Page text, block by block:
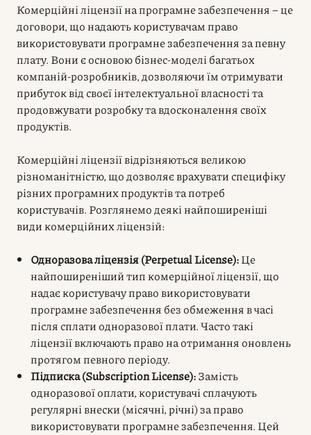
Комерційні ліцензії на програмне забезпечення – це
договори, що надають користувачам право
використовувати програмне забезпечення за певну
плату. Вони є основою бізнес-моделі багатьох
компаній-розробників, дозволяючи їм отримувати
прибуток від своєї інтелектуальної власності та
продовжувати розробку та вдосконалення своїх
продуктів.
Комерційні ліцензії відрізняються великою
різноманітністю, що дозволяє врахувати специфіку
різних програмних продуктів та потреб
користувачів. Розглянемо деякі найпоширеніші
види комерційних ліцензій:
Одноразова ліцензія (Perpetual License):Це
найпоширеніший тип комерційної ліцензії, що
надає користувачу право використовувати
програмне забезпечення без обмеження в часі
після сплати одноразової плати. Часто такі
ліцензії включають право на отримання оновлень
протягом певного періоду.
Підписка (Subscription License):Замість
одноразової оплати, користувачі сплачують
регулярні внески (місячні, річні) за право
використовувати програмне забезпечення. Цей